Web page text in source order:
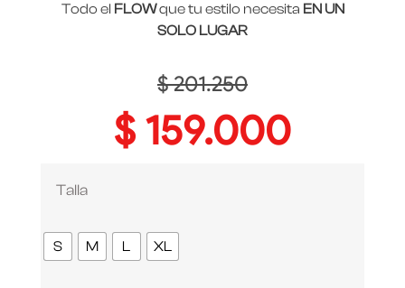
Todo el FLOWque tu estilo necesita EN UN
SOLO LUGAR
$201.250
$ 159.000
Talla
S M L XL